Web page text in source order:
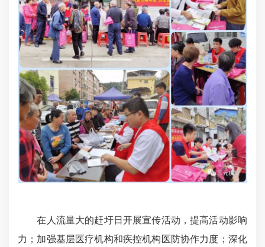
在人流量大的赶圩日开展宣传活动，提高活动影响
力；加强基层医疗机构和疾控机构医防协作力度；深化